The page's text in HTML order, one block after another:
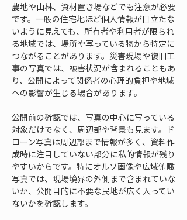
農地や山林、資材置き場などでも注意が必要
です。一般の住宅地ほど個人情報が目立たな
いように見えても、所有者や利用者が限られ
る地域では、場所や写っている物から特定に
つながることがあります。災害現場や復旧工
事の写真では、被害状況が含まれることもあ
り、公開によって関係者の心理的負担や地域
への影響が生じる場合があります。
公開前の確認では、写真の中心に写っている
対象だけでなく、周辺部や背景も見ます。ド
ローン写真は周辺部まで情報が多く、資料作
成時に注目していない部分に私的情報が残り
やすいからです。特にオルソ画像や広域俯瞰
写真では、現場境界の外側まで含まれていな
いか、公開目的に不要な民地が広く入ってい
ないかを確認します。